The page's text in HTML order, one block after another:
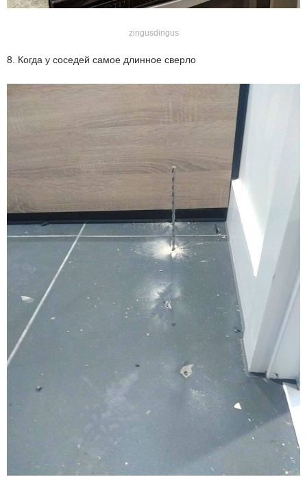
zingusdingus
8. Когда у соседей самое длинное сверло